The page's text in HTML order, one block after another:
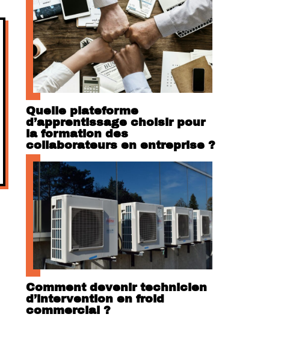
Quelle plateforme
d’apprentissage choisir pour
la formation des
collaborateurs en entreprise ?
Comment devenir technicien
d’intervention en froid
commercial ?